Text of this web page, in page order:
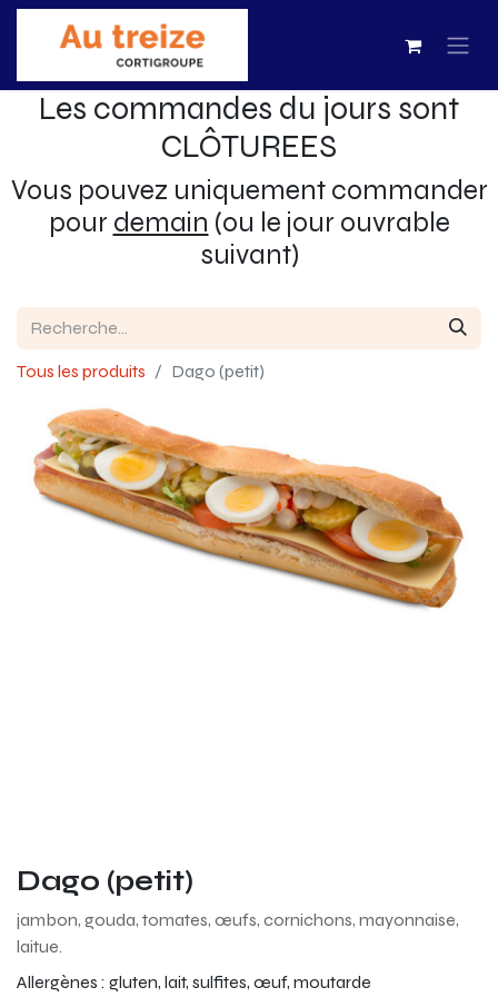
Les commandes du jours sont
CLÔTUREES
Vous pouvez uniquement commander
pour demain (ou le jour ouvrable
suivant)
Tous les produits Dago (petit)
Dago (petit)
jambon, gouda, tomates, œufs, cornichons, mayonnaise,
laitue.
Allergènes : gluten, lait, sulfites, œuf, moutarde